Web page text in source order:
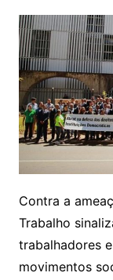
Contra a
Trabalho
trabalhadores
movimentos